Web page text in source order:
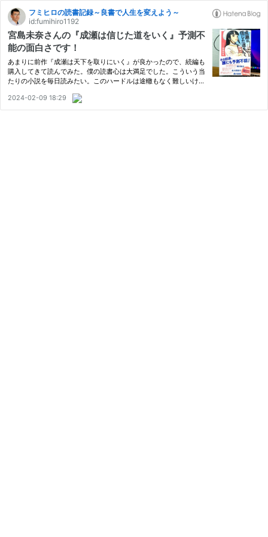
フミヒロの読書記録～良書で人生を変えよう～
id:fumihiro1192
宮島未奈さんの『成瀬は信じた道をいく』予測不
能の面白さです！
あまりに前作『成瀬は天下を取りにいく』が良かったので、続編も
購入してきて読んでみた。僕の読書心は大満足でした。こういう当
たりの小説を毎日読みたい。このハードルは途轍もなく難しいけれ
の小学生、娘の受験を見守る父、近所のクレーマー主婦、観光大
使…
2024-02-09 18:29